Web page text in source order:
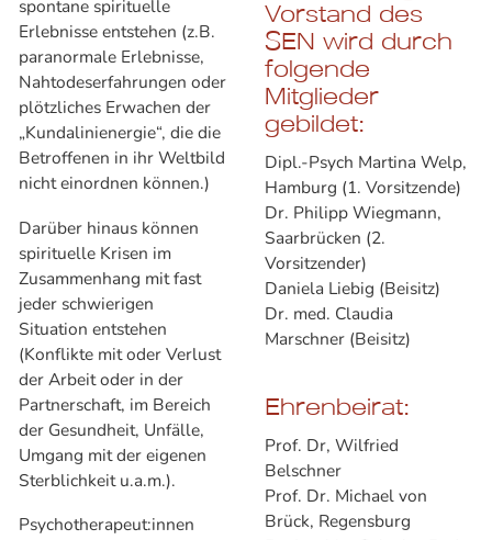
spontane spirituelle
Erlebnisse entstehen (z.B.
paranormale Erlebnisse,
Nahtodeserfahrungen oder
plötzliches Erwachen der
„Kundalinienergie“, die die
Betroffenen in ihr Weltbild
nicht einordnen können.)
Darüber hinaus können
spirituelle Krisen im
Zusammenhang mit fast
jeder schwierigen
Situation entstehen
(Konflikte mit oder Verlust
der Arbeit oder in der
Partnerschaft, im Bereich
der Gesundheit, Unfälle,
Umgang mit der eigenen
Sterblichkeit u.a.m.).
Psychotherapeut:innen
Vorstand des
SEN wird durch
folgende
Mitglieder
gebildet:
Dipl.-Psych Martina Welp,
Hamburg (1. Vorsitzende)
Dr. Philipp Wiegmann,
Saarbrücken (2.
Vorsitzender)
Daniela Liebig (Beisitz)
Dr. med. Claudia
Marschner (Beisitz)
Ehrenbeirat:
Prof. Dr, Wilfried
Belschner
Prof. Dr. Michael von
Brück, Regensburg